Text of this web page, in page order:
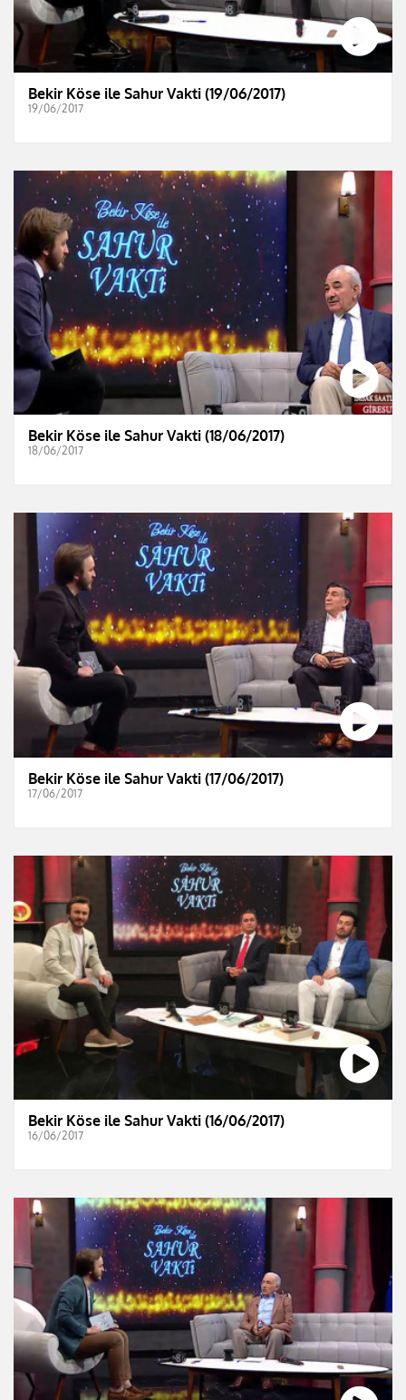
Bekir Köse ile Sahur Vakti (19/06/2017)
19/06/2017
Bekir Köse ile Sahur Vakti (18/06/2017)
18/06/2017
Bekir Köse ile Sahur Vakti (17/06/2017)
17/06/2017
Bekir Köse ile Sahur Vakti (16/06/2017)
16/06/2017